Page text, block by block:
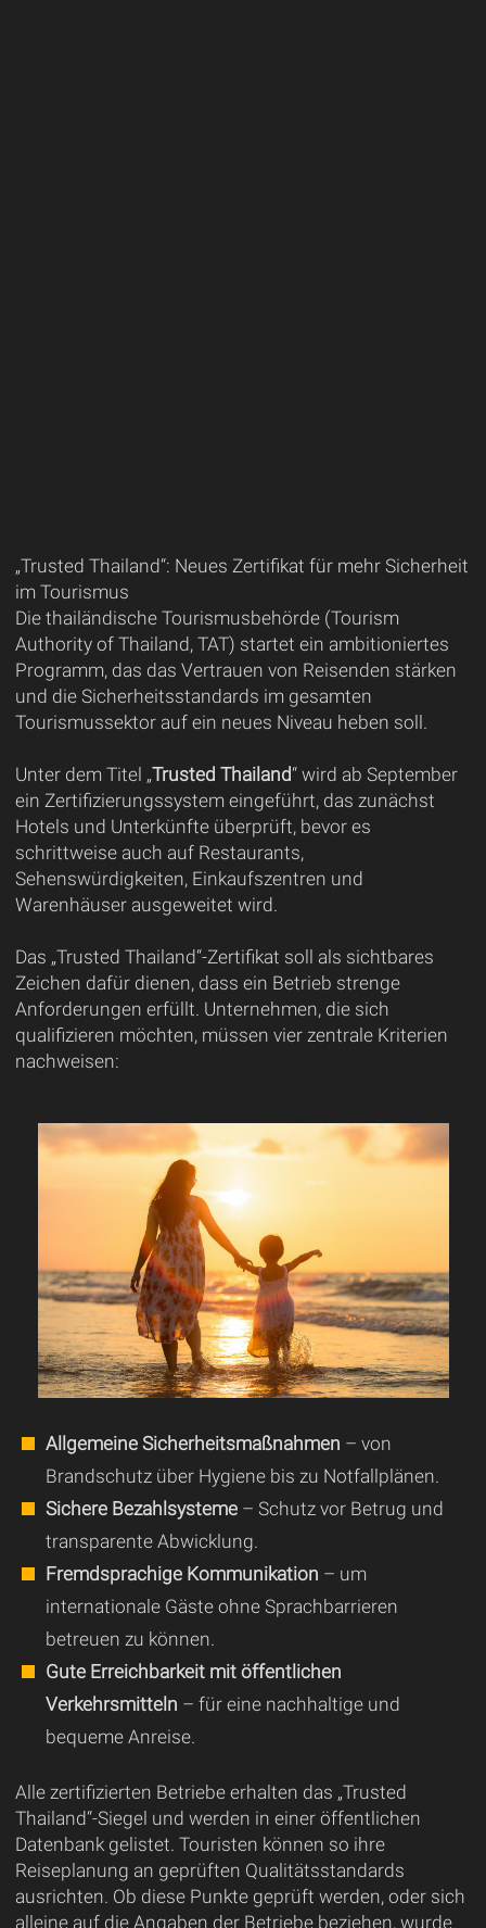
„Trusted Thailand“: Neues Zertifikat für mehr Sicherheit
im Tourismus
Die thailändische Tourismusbehörde (Tourism
Authority of Thailand, TAT) startet ein ambitioniertes
Programm, das das Vertrauen von Reisenden stärken
und die Sicherheitsstandards im gesamten
Tourismussektor auf ein neues Niveau heben soll.
Unter dem Titel „Trusted Thailand“ wird ab September
ein Zertifizierungssystem eingeführt, das zunächst
Hotels und Unterkünfte überprüft, bevor es
schrittweise auch auf Restaurants,
Sehenswürdigkeiten, Einkaufszentren und
Warenhäuser ausgeweitet wird.
Das „Trusted Thailand“-Zertifikat soll als sichtbares
Zeichen dafür dienen, dass ein Betrieb strenge
Anforderungen erfüllt. Unternehmen, die sich
qualifizieren möchten, müssen vier zentrale Kriterien
nachweisen:
Allgemeine Sicherheitsmaßnahmen – von
Brandschutz über Hygiene bis zu Notfallplänen.
Sichere Bezahlsysteme– Schutz vor Betrug und
transparente Abwicklung.
Fremdsprachige Kommunikation – um
internationale Gäste ohne Sprachbarrieren
betreuen zu können.
Gute Erreichbarkeit mit öffentlichen
Verkehrsmitteln – für eine nachhaltige und
bequeme Anreise.
Alle zertifizierten Betriebe erhalten das „Trusted
Thailand“-Siegel und werden in einer öffentlichen
Datenbank gelistet. Touristen können so ihre
Reiseplanung an geprüften Qualitätsstandards
ausrichten. Ob diese Punkte geprüft werden, oder sich
alleine auf die Angaben der Betriebe beziehen, wurde